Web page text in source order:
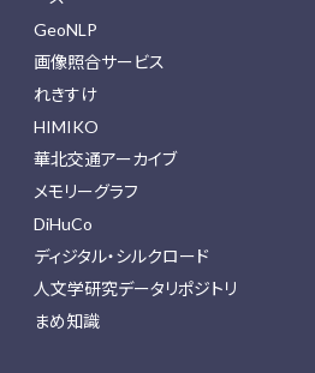
GeoNLP
画像照合サービス
れきすけ
HIMIKO
華北交通アーカイブ
メモリーグラフ
DiHuCo
ディジタル・シルクロード
人文学研究データリポジトリ
まめ知識